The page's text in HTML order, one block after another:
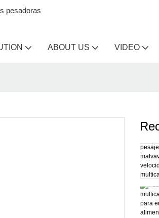
pesadoras
ABOUT US VIDEO